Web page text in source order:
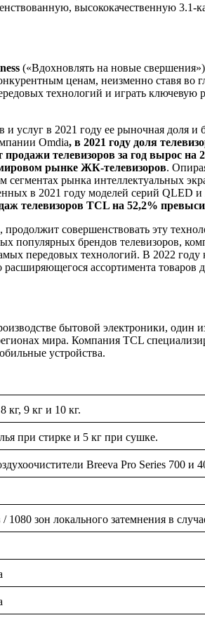
высококачественную 3.1-
(«Вдохновлять на новые
ценам, неизменно ставя во
технологий и играть ключевую
в 2021 году ее рыночная доля и
Omdia, в 2021 году доля
телевизоров за год вырос на
рынке ЖК-телевизоров.
рынка интеллектуальных
в 2021 году моделей серий QLED
телевизоров TCL на 52,2%
, продолжит совершенствовать эту
популярных брендов телевизоров,
передовых технологий. В 2022 году
ассортимента
бытовой электроники, один
мира. Компания TCL
устройства.
кг, 9 кг и 10 кг.
при стирке и 5 кг при сушке.
Breeva Pro Series 700 и
зон локального затемнения в